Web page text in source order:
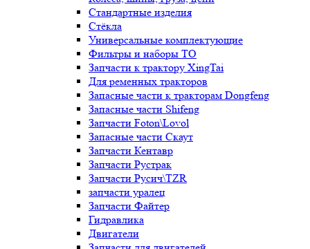
Стандартные изделия
Стёкла
Универсальные комплектующие
Фильтры и наборы ТО
Запчасти к трактору XingTai
Для ременных тракторов
Запасные части к тракторам Dongfeng
Запасные части Shifeng
Запчасти Foton\Lovol
Запасные части Скаут
Запчасти Кентавр
Запчасти Рустрак
Запчасти Русич\TZR
запчасти уралец
Запчасти Файтер
Гидравлика
Двигатели